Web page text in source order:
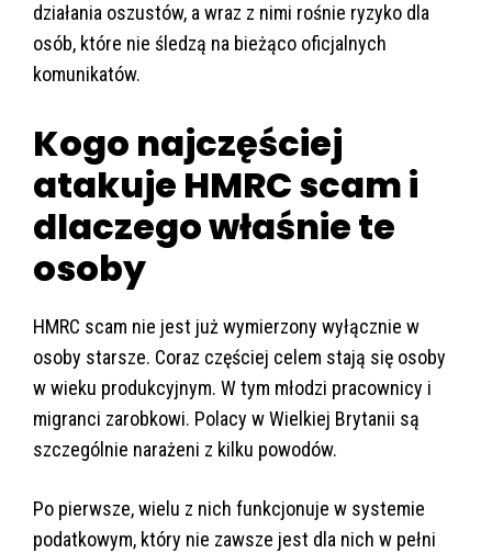
działania oszustów, a wraz z nimi rośnie ryzyko dla
osób, które nie śledzą na bieżąco oficjalnych
komunikatów.
Kogo najczęściej
atakuje HMRC scam i
dlaczego właśnie te
osoby
HMRC scam nie jest już wymierzony wyłącznie w
osoby starsze. Coraz częściej celem stają się osoby
w wieku produkcyjnym. W tym młodzi pracownicy i
migranci zarobkowi. Polacy w Wielkiej Brytanii są
szczególnie narażeni z kilku powodów.
Po pierwsze, wielu z nich funkcjonuje w systemie
podatkowym, który nie zawsze jest dla nich w pełni